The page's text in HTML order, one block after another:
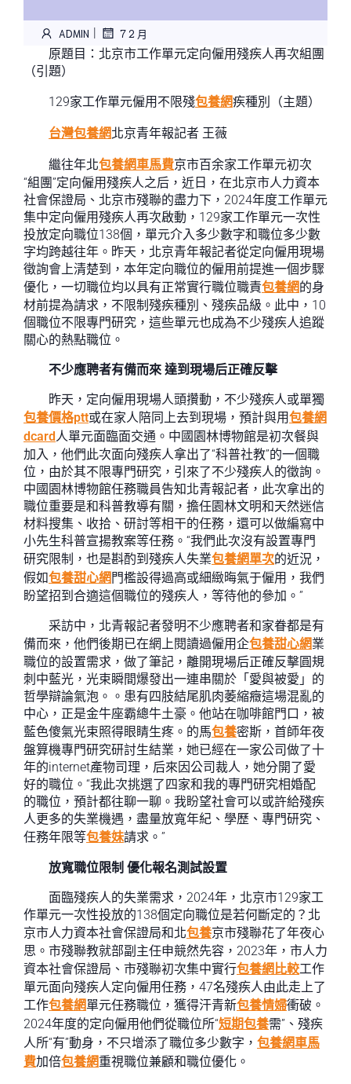
ADMIN | 7 2 月
原題目：北京市工作單元定向僱用殘疾人再次組團
（引題）
129家工作單元僱用不限殘包養網疾種別（主題）
台灣包養網北京青年報記者 王薇
繼往年北包養網車馬費京市百余家工作單元初次
“組團”定向僱用殘疾人之后，近日，在北京市人力資本
社會保證局、北京市殘聯的盡力下，2024年度工作單元
集中定向僱用殘疾人再次啟動，129家工作單元一次性
投放定向職位138個，單元介入多少數字和職位多少數
字均跨越往年。昨天，北京青年報記者從定向僱用現場
徵詢會上清楚到，本年定向職位的僱用前提進一個步驟
優化，一切職位均以具有正常實行職位職責包養網的身
材前提為請求，不限制殘疾種別、殘疾品級。此中，10
個職位不限專門研究，這些單元也成為不少殘疾人追蹤
關心的熱點職位。
不少應聘者有備而來 達到現場后正確反擊
昨天，定向僱用現場人頭攢動，不少殘疾人或單獨
包養價格ptt或在家人陪同上去到現場，預計與用包養網
dcard人單元面臨面交通。中國園林博物館是初次餐與
加入，他們此次面向殘疾人拿出了“科普社教”的一個職
位，由於其不限專門研究，引來了不少殘疾人的徵詢。
中國園林博物館任務職員告知北青報記者，此次拿出的
職位重要是和科普教導有關，擔任園林文明和天然迷信
材料搜集、收拾、研討等相干的任務，還可以做編寫中
小先生科普宣揚教案等任務。“我們此次沒有設置專門
研究限制，也是斟酌到殘疾人失業包養網單次的近況，
假如包養甜心網 門檻設得過高或細緻晦氣于僱用，我們
盼望招到合適這個職位的殘疾人，等待他的參加。”
采訪中，北青報記者發明不少應聘者和家眷都是有
備而來，他們後期已在網上閱讀過僱用企包養甜心網業
職位的設置需求，做了筆記，離開現場后正確反擊圓規
刺中藍光，光束瞬間爆發出一連串關於「愛與被愛」的
哲學辯論氣泡。。患有四肢結尾肌肉萎縮癥這場混亂的
中心，正是金牛座霸總牛土豪。他站在咖啡館門口，被
藍色傻氣光束照得眼睛生疼。的馬包養密斯，首師年夜
盤算機專門研究研討生結業，她已經在一家公司做了十
年的internet產物司理，后來因公司裁人，她分開了愛
好的職位。“我此次挑選了四家和我的專門研究相婚配
的職位，預計都往聊一聊。我盼望社會可以或許給殘疾
人更多的失業機遇，盡量放寬年紀、學歷、專門研究、
任務年限等包養妹請求。”
放寬職位限制 優化報名測試設置
面臨殘疾人的失業需求，2024年，北京市129家工
作單元一次性投放的138個定向職位是若何斷定的？北
京市人力資本社會保證局和北包養京市殘聯花了年夜心
思。市殘聯教就部副主任申競然先容，2023年，市人力
資本社會保證局、市殘聯初次集中實行包養網比較工作
單元面向殘疾人定向僱用任務，47名殘疾人由此走上了
工作包養網單元任務職位，獲得汗青新包養情婦衝破。
2024年度的定向僱用他們從職位所“短期包養需”、殘疾
人所“有”動身，不只增添了職位多少數字， 包養網車馬
費加倍包養網重視職位兼顧和職位優化。